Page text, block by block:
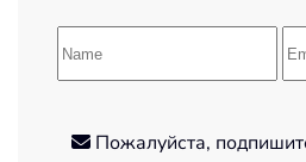
Пожалуйста,